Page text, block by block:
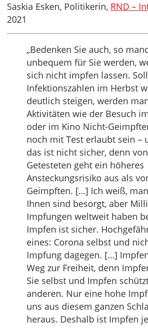
Saskia Esken, Politikerin, RND –
2021
„Bedenken Sie auch, so
unbequem für Sie werden,
sich nicht impfen lassen.
Infektionszahlen im Herbst
deutlich steigen, werden
Aktivitäten wie der Besuch
oder im Kino Nicht-
noch mit Test erlaubt sein –
das ist nicht sicher, denn von
Getesteten geht ein höheres
Ansteckungsrisiko aus als
Geimpften. […] Ich weiß,
Ihnen sind besorgt, aber
Impfungen weltweit haben
Impfen ist sicher.
eines: Corona selbst und
Impfung dagegen. […]
Weg zur Freiheit, denn
Sie selbst und Impfen
anderen. Nur eine hohe
uns aus diesem ganzen
heraus. Deshalb ist Impfen